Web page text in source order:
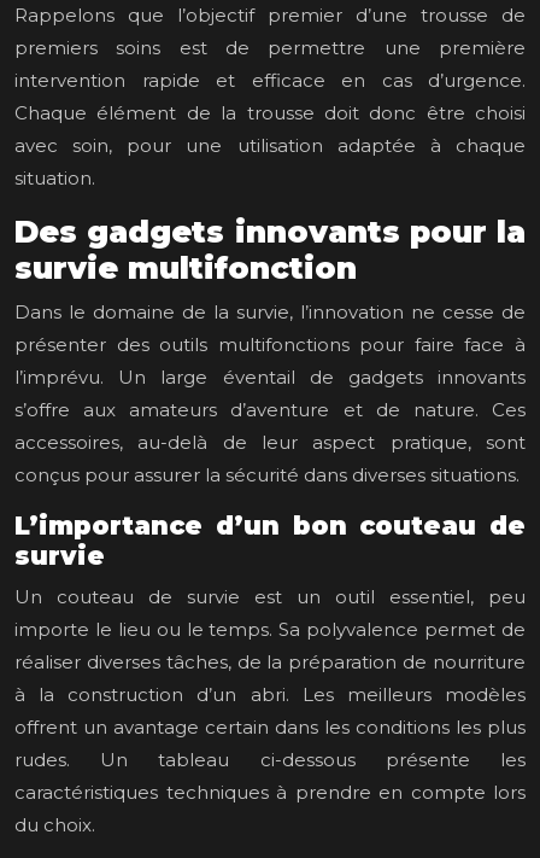
Rappelons que l’objectif premier d’une trousse de
premiers soins est de permettre une première
intervention rapide et efficace en cas d’urgence.
Chaque élément de la trousse doit donc être choisi
avec soin, pour une utilisation adaptée à chaque
situation.
Des gadgets innovants pour la
survie multifonction
Dans le domaine de la survie, l’innovation ne cesse de
présenter des outils multifonctions pour faire face à
l’imprévu. Un large éventail de gadgets innovants
s’offre aux amateurs d’aventure et de nature. Ces
accessoires, au-delà de leur aspect pratique, sont
conçus pour assurer la sécurité dans diverses situations.
L’importance d’un bon couteau de
survie
Un couteau de survie est un outil essentiel, peu
importe le lieu ou le temps. Sa polyvalence permet de
réaliser diverses tâches, de la préparation de nourriture
à la construction d’un abri. Les meilleurs modèles
offrent un avantage certain dans les conditions les plus
rudes. Un tableau ci-dessous présente les
caractéristiques techniques à prendre en compte lors
du choix.